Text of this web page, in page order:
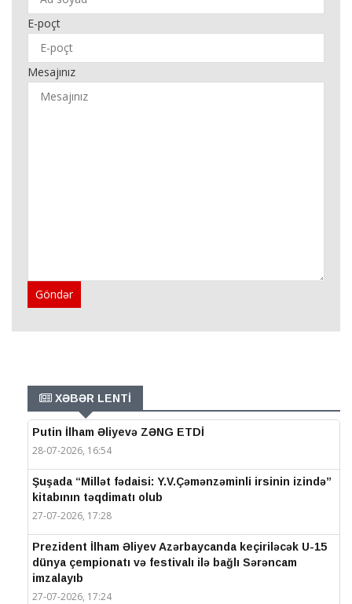
E-poçt
Mesajınız
Göndər
XƏBƏR LENTİ
Putin İlham Əliyevə ZƏNG ETDİ
28-07-2026, 16:54
Şuşada “Millət fədaisi: Y.V.Çəmənzəminli irsinin izində”
kitabının təqdimatı olub
27-07-2026, 17:28
Prezident İlham Əliyev Azərbaycanda keçiriləcək U-15
dünya çempionatı və festivalı ilə bağlı Sərəncam
imzalayıb
27-07-2026, 17:24